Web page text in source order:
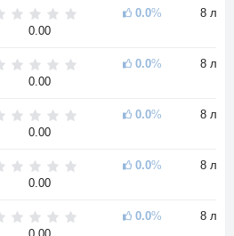
0.00
0.0% 8 лет
0.00
0.0% 8 лет
0.00
0.0% 8 лет
0.00
0.0% 8 лет
0.00
0.0% 8 лет